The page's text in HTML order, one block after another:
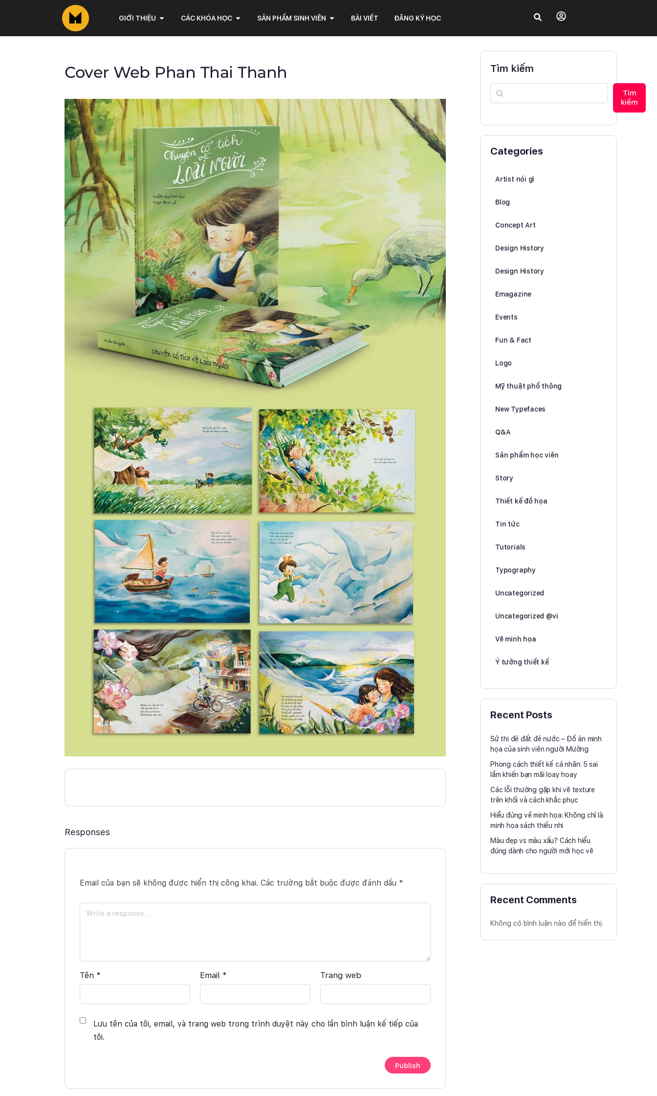
GIỚI THIỆU CÁC KHÓA HỌC SẢN PHẨM SINH VIÊN BÀI VIẾT ĐĂNG KÝ HỌC
Cover Web Phan Thai Thanh
Responses
Email của bạn sẽ không được hiển thị công khai. Các trường bắt buộc được đánh dấu *
Tên * Email * Trang web
Lưu tên của tôi, email, và trang web trong trình duyệt này cho lần bình luận kế tiếp của
tôi.
Tìm kiếm
Tìm
kiếm
Categories
Artist nói gì
Blog
Concept Art
Design History
Design History
Emagazine
Events
Fun & Fact
Logo
Mỹ thuật phổ thông
New Typefaces
Q&A
Sản phẩm học viên
Story
Thiết kế đồ họa
Tin tức
Tutorials
Typography
Uncategorized
Uncategorized @vi
Vẽ minh họa
Ý tưởng thiết kế
Recent Posts
Sử thi đẻ đất đẻ nước – Đồ án minh
họa của sinh viên người Mường
Phong cách thiết kế cá nhân: 5 sai
lầm khiến bạn mãi loay hoay
Các lỗi thường gặp khi vẽ texture
trên khối và cách khắc phục
Hiểu đúng về minh họa: Không chỉ là
minh họa sách thiếu nhi
Màu đẹp vs màu xấu? Cách hiểu
đúng dành cho người mới học vẽ
Recent Comments
Không có bình luận nào để hiển thị.